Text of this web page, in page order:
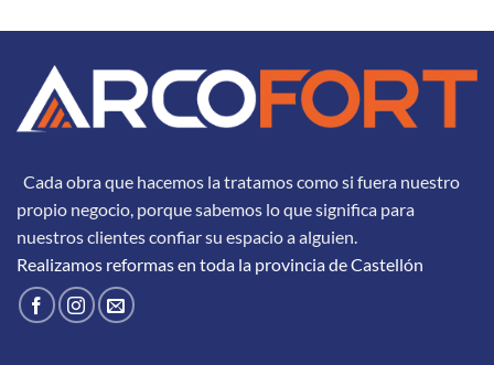
Cada obra que hacemos la tratamos como si fuera nuestro
propio negocio, porque sabemos lo que significa para
nuestros clientes confiar su espacio a alguien.
Realizamos reformas en toda la provincia de Castellón